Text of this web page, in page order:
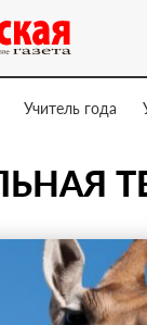
Учитель года